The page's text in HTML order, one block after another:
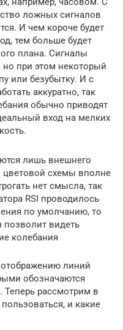
ложных сигналов
И чем короче будет
тем больше будет
плана. Сигналы
но при этом некоторый
или безубытку. И с
аккуратно, так
обычно приводят
вход на мелких
лишь внешнего
цветовой схемы вполне
нет смысла, так
RSI проводилось
по умолчанию, то
позволит видеть
колебания
линий
обозначаются
рассмотрим в
и какие